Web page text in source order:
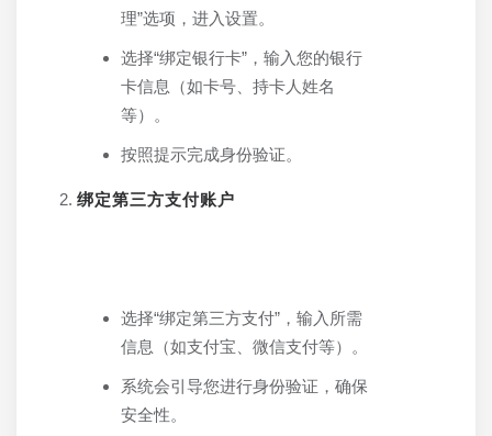
理”选项，进入设置。
选择“绑定银行卡”，输入您的银行
卡信息（如卡号、持卡人姓名
等）。
按照提示完成身份验证。
绑定第三方支付账户
选择“绑定第三方支付”，输入所需
信息（如支付宝、微信支付等）。
系统会引导您进行身份验证，确保
安全性。